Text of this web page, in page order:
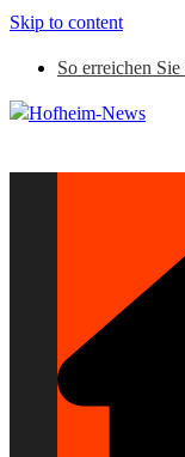
Skip to content
So erreichen